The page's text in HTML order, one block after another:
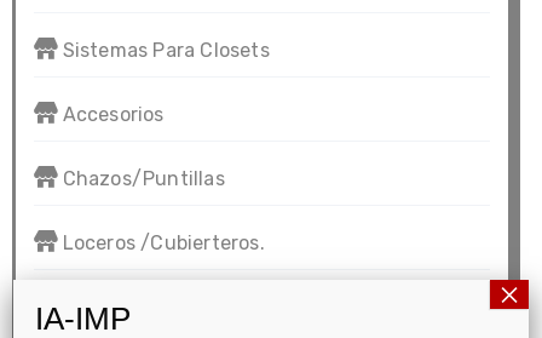
Sistemas Para Closets
Accesorios
Chazos/Puntillas
Loceros /Cubierteros.
Patas
IA-IMP
×